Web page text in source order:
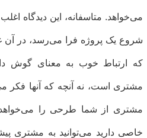
می‌خواهد. متاسفانه، این دیدگاه
شروع یک پروژه فرا می‌رسد، در آن
که ارتباط خوب به معنای گوش
مشتری است، نه آنچه که آنها فکر
مشتری از شما طرحی را می‌خواهد
خاصی دارید می‌توانید به مشتری